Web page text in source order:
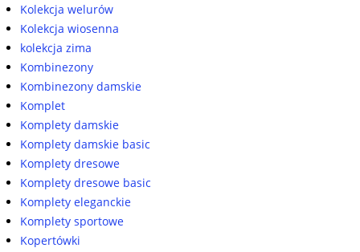
Kolekcja welurów
Kolekcja wiosenna
kolekcja zima
Kombinezony
Kombinezony damskie
Komplet
Komplety damskie
Komplety damskie basic
Komplety dresowe
Komplety dresowe basic
Komplety eleganckie
Komplety sportowe
Kopertówki